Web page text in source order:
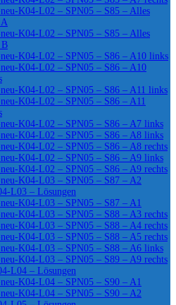
K04-L02 – SPN05 – S85 – Alles
K04-L02 – SPN05 – S85 – Alles
K04-L02 – SPN05 – S86 – A10 links
K04-L02 – SPN05 – S86 – A10
K04-L02 – SPN05 – S86 – A11 links
K04-L02 – SPN05 – S86 – A11
K04-L02 – SPN05 – S86 – A7 links
K04-L02 – SPN05 – S86 – A8 links
K04-L02 – SPN05 – S86 – A8 rechts
K04-L02 – SPN05 – S86 – A9 links
K04-L02 – SPN05 – S86 – A9 rechts
K04-L03 – SPN05 – S87 – A2
L03 – Lösungen
K04-L03 – SPN05 – S87 – A1
K04-L03 – SPN05 – S88 – A3 rechts
K04-L03 – SPN05 – S88 – A4 rechts
K04-L03 – SPN05 – S88 – A5 rechts
K04-L03 – SPN05 – S88 – A6 links
K04-L03 – SPN05 – S89 – A9 rechts
L04 – Lösungen
K04-L04 – SPN05 – S90 – A1
K04-L04 – SPN05 – S90 – A2